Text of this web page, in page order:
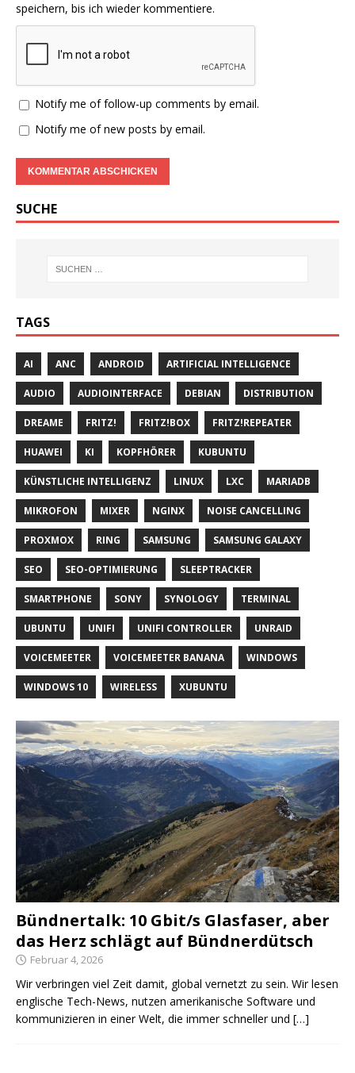
speichern, bis ich wieder kommentiere.
Notify me of follow-up comments by email.
Notify me of new posts by email.
SUCHE
TAGS
AI ANC ANDROID ARTIFICIAL INTELLIGENCE
AUDIO AUDIOINTERFACE DEBIAN DISTRIBUTION
DREAME FRITZ! FRITZ!BOX FRITZ!REPEATER
HUAWEI KI KOPFHÖRER KUBUNTU
KÜNSTLICHE INTELLIGENZ LINUX LXC MARIADB
MIKROFON MIXER NGINX NOISE CANCELLING
PROXMOX RING SAMSUNG SAMSUNG GALAXY
SEO SEO-OPTIMIERUNG SLEEPTRACKER
SMARTPHONE SONY SYNOLOGY TERMINAL
UBUNTU UNIFI UNIFI CONTROLLER UNRAID
VOICEMEETER VOICEMEETER BANANA WINDOWS
WINDOWS 10 WIRELESS XUBUNTU
Bündnertalk: 10 Gbit/s Glasfaser, aber
das Herz schlägt auf Bündnerdütsch
Februar 4, 2026
Wir verbringen viel Zeit damit, global vernetzt zu sein. Wir lesen
englische Tech-News, nutzen amerikanische Software und
kommunizieren in einer Welt, die immer schneller und […]